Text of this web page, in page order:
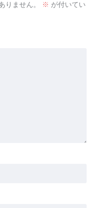
りません。 ※ が付いてい